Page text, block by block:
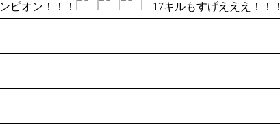
ピオン！！！ 17キルもすげえええ！！！